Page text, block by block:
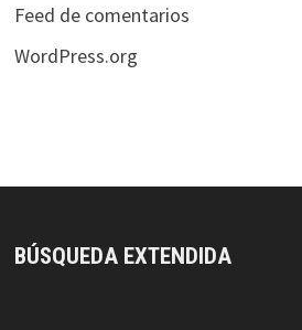
Feed de comentarios
WordPress.org
BÚSQUEDA EXTENDIDA